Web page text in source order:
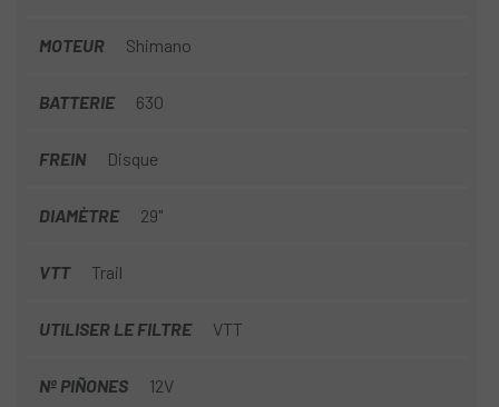
MOTEUR Shimano
BATTERIE 630
FREIN Disque
DIAMÈTRE 29"
VTT Trail
UTILISER LE FILTRE VTT
Nº PIÑONES 12V